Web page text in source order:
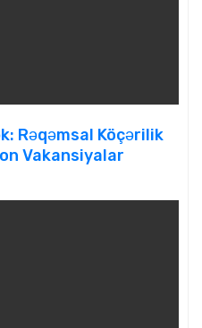
Rəqəmsal Köçərilik
Vakansiyalar